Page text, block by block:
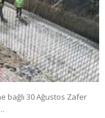
bağlı 30 Ağustos Zafer